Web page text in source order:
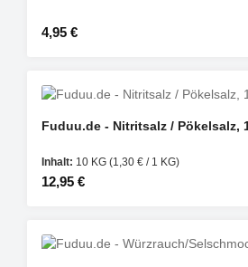
Regulärer Preis:
4,95 €
Fuduu.de - Nitritsalz / Pökelsalz,
Inhalt: 10 KG (1,30 € / 1 KG)
Regulärer Preis:
12,95 €